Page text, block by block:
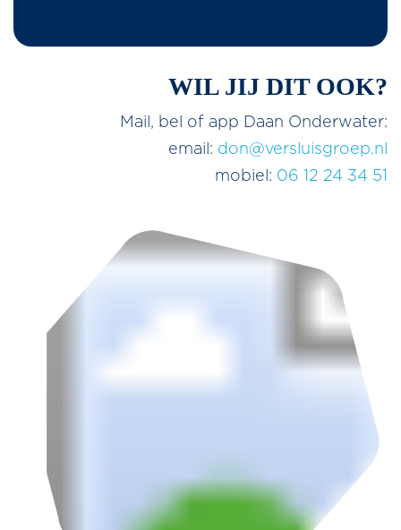
WIL JIJ DIT OOK?
Mail, bel of app Daan Onderwater:
email: don@versluisgroep.nl
mobiel: 06 12 24 34 51